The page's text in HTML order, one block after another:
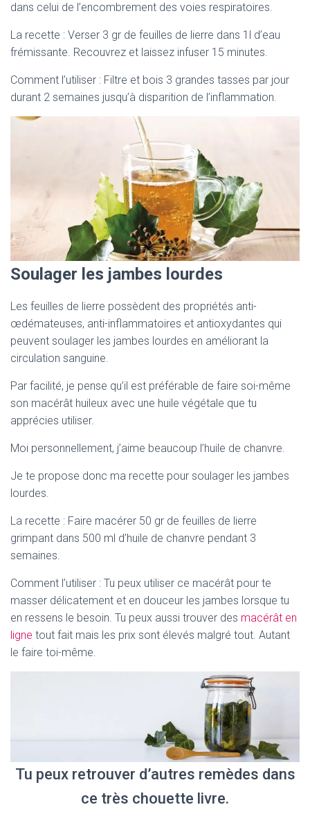
dans celui de l’encombrement des voies respiratoires.
La recette : Verser 3 gr de feuilles de lierre dans 1l d’eau
frémissante. Recouvrez et laissez infuser 15 minutes.
Comment l’utiliser : Filtre et bois 3 grandes tasses par jour
durant 2 semaines jusqu’à disparition de l’inflammation.
Soulager les jambes lourdes
Les feuilles de lierre possèdent des propriétés anti-
œdémateuses, anti-inflammatoires et antioxydantes qui
peuvent soulager les jambes lourdes en améliorant la
circulation sanguine.
Par facilité, je pense qu’il est préférable de faire soi-même
son macérât huileux avec une huile végétale que tu
apprécies utiliser.
Moi personnellement, j’aime beaucoup l’huile de chanvre.
Je te propose donc ma recette pour soulager les jambes
lourdes.
La recette : Faire macérer 50 gr de feuilles de lierre
grimpant dans 500 ml d’huile de chanvre pendant 3
semaines.
Comment l’utiliser : Tu peux utiliser ce macérât pour te
masser délicatement et en douceur les jambes lorsque tu
en ressens le besoin. Tu peux aussi trouver des macérât en
ligne tout fait mais les prix sont élevés malgré tout. Autant
le faire toi-même.
Tu peux retrouver d’autres remèdes dans
ce très chouette livre.